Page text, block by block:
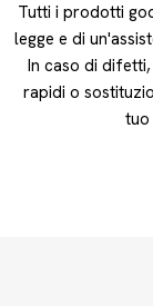
Tutti i prodotti
legge e di
In caso di
rapidi o
tuo